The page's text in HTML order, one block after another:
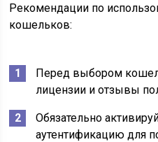
Рекомендации по
кошельков:
Перед выбором
лицензии и отзывы
Обязательно
аутентификацию для